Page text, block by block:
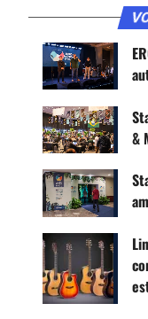
da Sonotec , o
no calendário
&